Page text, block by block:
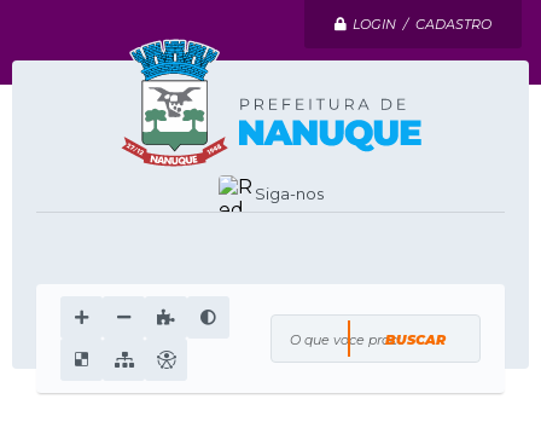
LOGIN / CADASTRO
Siga-nos
O que voce procura?